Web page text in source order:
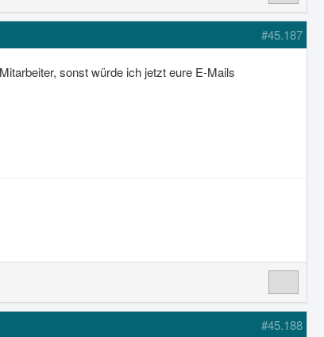
#45.187
sonst würde ich jetzt eure E-Mails
#45.188